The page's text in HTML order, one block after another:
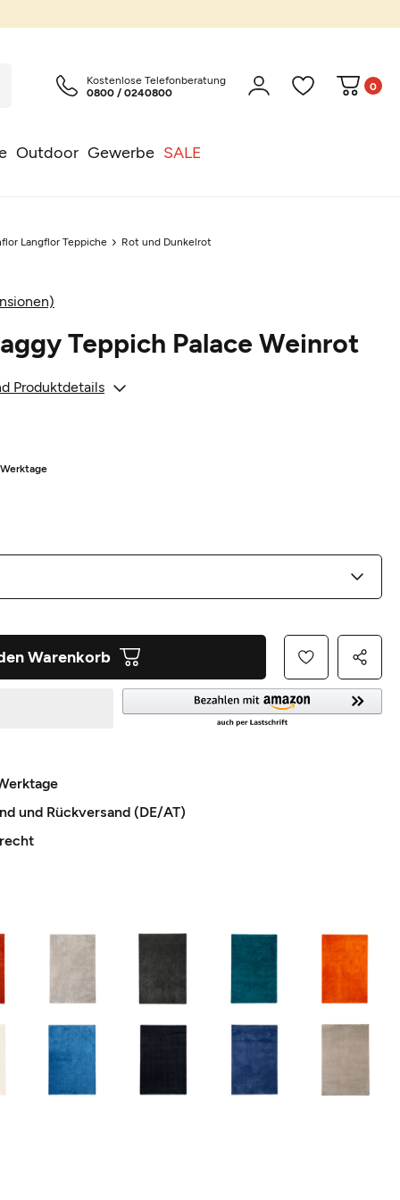
Outdoor Gewerbe SALE
Kostenlose Telefonberatung
0800 / 0240800
0
Langflor Teppiche Rot und Dunkelrot
Teppich Palace Weinrot
Produktdetails
Warenkorb
und Rückversand (DE/AT)